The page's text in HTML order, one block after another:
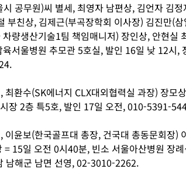
공무원)씨 별세, 최영자 남편상, 김언자 김
부친상, 김제근(부곡장학회 이사장) 김진만(
량생산기술1팀 책임매니저) 장인상, 안현실
서울병원 추모관 5호실, 발인 16일 낮 12시,
환수(SK에너지 CLX대외협력실 과장) 장모
장 2층 특5호, 발인 17일 오전, 010-5391-
윤보(한국골프대 총장, 건국대 총동문회장)
= 15일 오전 0시40분, 빈소 서울아산병원 장
남해군 남면 선영, 02-3010-2262.